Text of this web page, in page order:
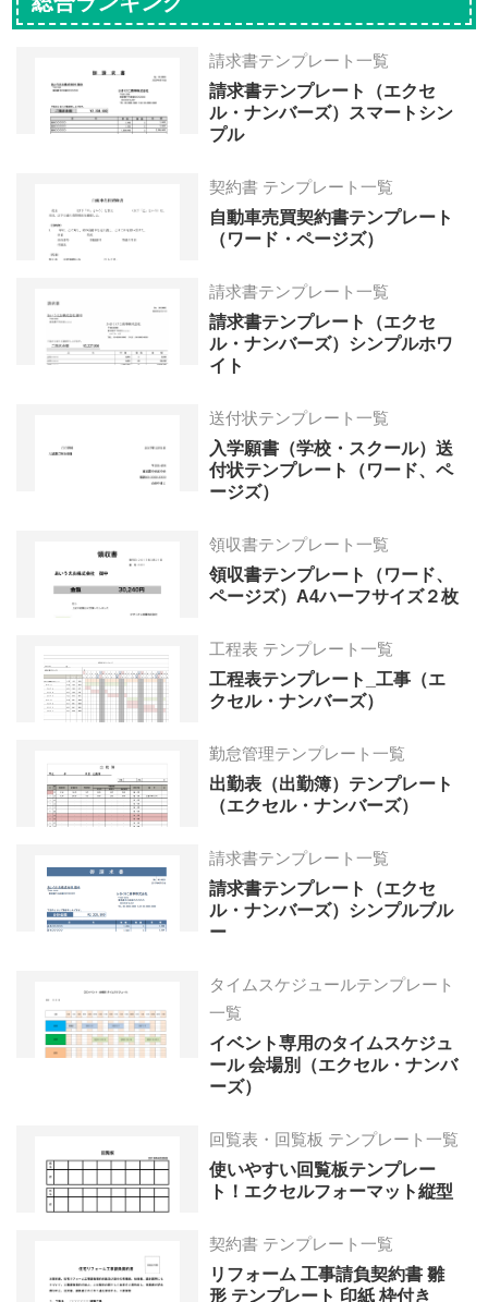
請求書テンプレート一覧
請求書テンプレート（エクセ
ル・ナンバーズ）スマートシン
プル
契約書 テンプレート一覧
自動車売買契約書テンプレート
（ワード・ページズ）
請求書テンプレート一覧
請求書テンプレート（エクセ
ル・ナンバーズ）シンプルホワ
イト
送付状テンプレート一覧
入学願書（学校・スクール）送
付状テンプレート（ワード、ペ
ージズ）
領収書テンプレート一覧
領収書テンプレート（ワード、
ページズ）A4ハーフサイズ２枚
工程表 テンプレート一覧
工程表テンプレート_工事（エ
クセル・ナンバーズ）
勤怠管理テンプレート一覧
出勤表（出勤簿）テンプレート
（エクセル・ナンバーズ）
請求書テンプレート一覧
請求書テンプレート（エクセ
ル・ナンバーズ）シンプルブル
ー
タイムスケジュールテンプレート
一覧
イベント専用のタイムスケジュ
ール 会場別（エクセル・ナンバ
ーズ）
回覧表・回覧板 テンプレート一覧
使いやすい回覧板テンプレー
ト！エクセルフォーマット縦型
契約書 テンプレート一覧
リフォーム 工事請負契約書 雛
形 テンプレート 印紙 枠付き